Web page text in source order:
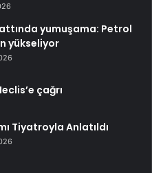
yumuşama: Petrol
yükseliyor
çağrı
Tiyatroyla Anlatıldı